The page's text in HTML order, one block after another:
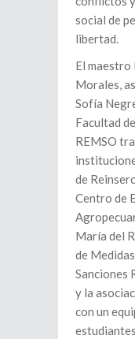
social de
libertad.
El maestro
Morales,
Sofía
Facultad
REMSO
de
Centro de
María del
de
Sanciones
y la
con un